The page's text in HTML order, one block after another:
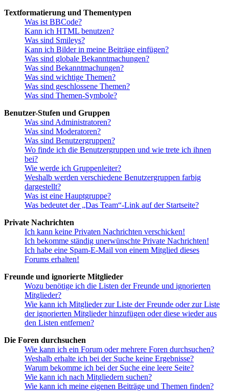
Textformatierung und Thementypen
Was ist BBCode?
Kann ich HTML benutzen?
Was sind Smileys?
Kann ich Bilder in meine Beiträge einfügen?
Was sind globale Bekanntmachungen?
Was sind Bekanntmachungen?
Was sind wichtige Themen?
Was sind geschlossene Themen?
Was sind Themen-Symbole?
Benutzer-Stufen und Gruppen
Was sind Administratoren?
Was sind Moderatoren?
Was sind Benutzergruppen?
Wo finde ich die Benutzergruppen und wie trete ich ihnen
bei?
Wie werde ich Gruppenleiter?
Weshalb werden verschiedene Benutzergruppen farbig
dargestellt?
Was ist eine Hauptgruppe?
Was bedeutet der „Das Team“-Link auf der Startseite?
Private Nachrichten
Ich kann keine Privaten Nachrichten verschicken!
Ich bekomme ständig unerwünschte Private Nachrichten!
Ich habe eine Spam-E-Mail von einem Mitglied dieses
Forums erhalten!
Freunde und ignorierte Mitglieder
Wozu benötige ich die Listen der Freunde und ignorierten
Mitglieder?
Wie kann ich Mitglieder zur Liste der Freunde oder zur Liste
der ignorierten Mitglieder hinzufügen oder diese wieder aus
den Listen entfernen?
Die Foren durchsuchen
Wie kann ich ein Forum oder mehrere Foren durchsuchen?
Weshalb erhalte ich bei der Suche keine Ergebnisse?
Warum bekomme ich bei der Suche eine leere Seite?
Wie kann ich nach Mitgliedern suchen?
Wie kann ich meine eigenen Beiträge und Themen finden?